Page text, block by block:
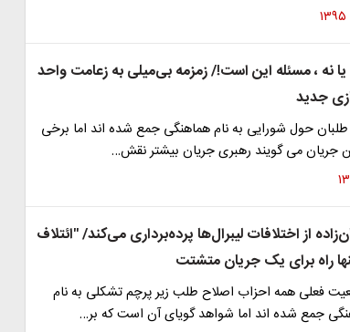
نه ، مسئله این است!/ زمزمه بی‌میلی به زعامت واحد
جدید
حول شورایی به نام هماهنگی جمع شده اند اما برخی
جریان می گویند رهبری جریان بیشتر نقش…
از اختلافات لیبرال‌ها پرده‌برداری می‌کند/ "ائتلاف
راه برای یک جریان متشتت
فعلی همه احزاب اصلاح طلب زیر پرچم تشکلی به نام
جمع شده اند اما شواهد گویای آن است که بر…